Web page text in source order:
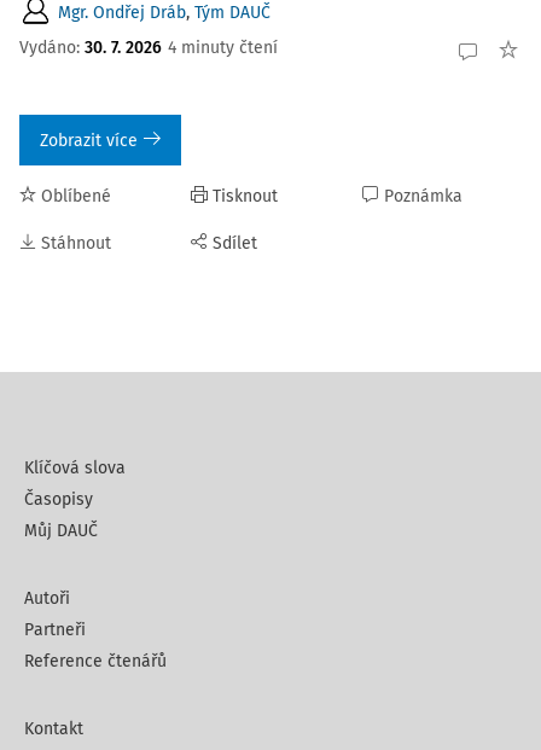
Mgr. Ondřej Dráb, Tým DAUČ
Vydáno: 30. 7. 2026 4 minuty čtení
Zobrazit více
Oblíbené
Stáhnout
Tisknout
Sdílet
Poznámka
Klíčová slova
Časopisy
Můj DAUČ
Autoři
Partneři
Reference čtenářů
Kontakt